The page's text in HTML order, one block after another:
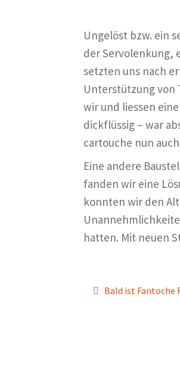
Ungelöst bzw. ein
der Servolenkung,
setzten uns nach
Unterstützung von
wir und liessen
dickflüssig – war
cartouche nun
Eine andere
fanden wir eine
konnten wir den
hatten. Mit neuen
Previous
Bald ist Fantoche